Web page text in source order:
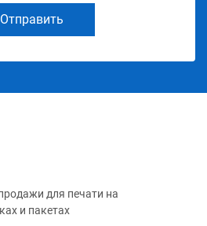
Отправить
для печати на
и пакетах